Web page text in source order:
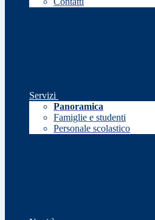
Servizi
Panoramica
Famiglie e studenti
Personale scolastico